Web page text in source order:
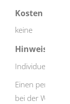
Kosten
keine
Hinweise
Individueller
Einen
bei der